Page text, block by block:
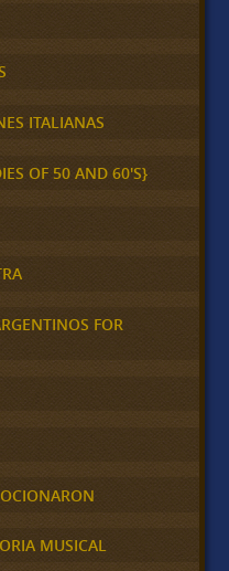
ITALIANAS
OF 50 AND 60'S}
FOR
MUSICAL